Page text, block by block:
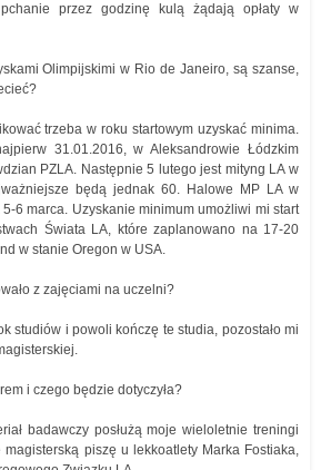
przez godzinę kulą żądają opłaty w
Olimpijskimi w Rio de Janeiro, są szanse,
trzeba w roku startowym uzyskać minima.
31.01.2016, w Aleksandrowie Łódzkim
PZLA. Następnie 5 lutego jest mityng LA w
będą jednak 60. Halowe MP LA w
6 marca. Uzyskanie minimum umożliwi mi start
Świata LA, które zaplanowano na 17-20
w stanie Oregon w USA.
z zajęciami na uczelni?
studiów i powoli kończę te studia, pozostało mi
i czego będzie dotyczyła?
badawczy posłużą moje wieloletnie treningi
piszę u lekkoatlety Marka Fostiaka,